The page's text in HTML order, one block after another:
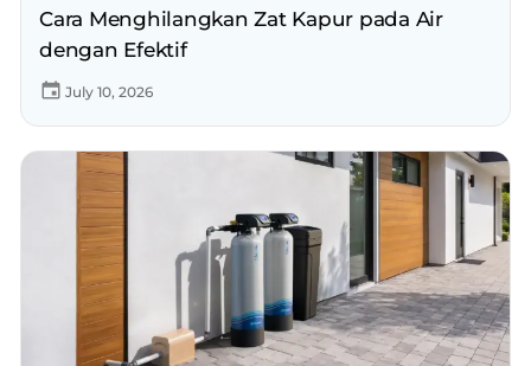
Cara Menghilangkan Zat Kapur pada Air
dengan Efektif
July 10, 2026